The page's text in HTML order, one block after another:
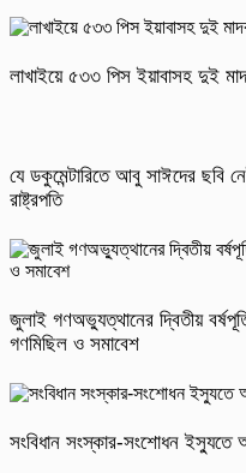
লাখাইয়ে ৫৩৩ পিস ইয়াবাসহ দুই
যে ডকুমেন্টারিতে আবু সাঈদের ছবি
রাষ্ট্রপতি
জুলাই গণঅভ্যুত্থানের দ্বিতীয়
গণমিছিল ও সমাবেশ
সংবিধান সংস্কার-সংশোধন ইস্যুতে